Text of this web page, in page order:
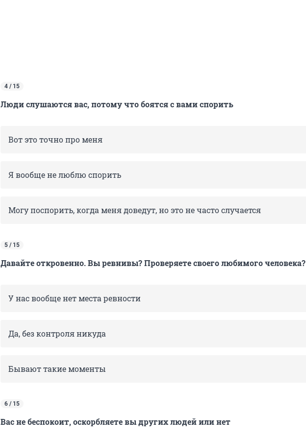
4 / 15
Люди слушаются вас, потому что боятся с вами спорить
Вот это точно про меня
Я вообще не люблю спорить
Могу поспорить, когда меня доведут, но это не часто случается
5 / 15
Давайте откровенно. Вы ревнивы? Проверяете своего любимого человека?
У нас вообще нет места ревности
Да, без контроля никуда
Бывают такие моменты
6 / 15
Вас не беспокоит, оскорбляете вы других людей или нет